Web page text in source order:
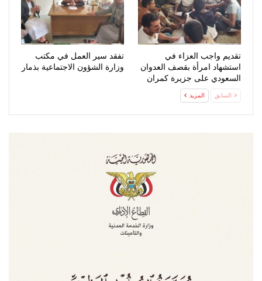
تقديم واجب العزاء في
استشهاد امرأة بقصف العدوان
السعودي على جزيرة كمران
تفقد سير العمل في مكتب
وزارة الشؤون الاجتماعية بذمار
السابق المزيد